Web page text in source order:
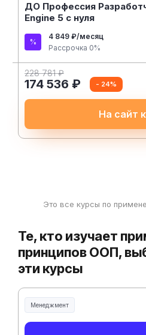
ДО Профессия
Engine 5 с нуля
4 849 ₽/месяц
Рассрочка 0%
228 781 ₽
174 536 ₽ - 24%
На сайт
Это все курсы по
Те, кто изучает
принципов ООП,
эти курсы
Менеджмент
Менеджмент и управление